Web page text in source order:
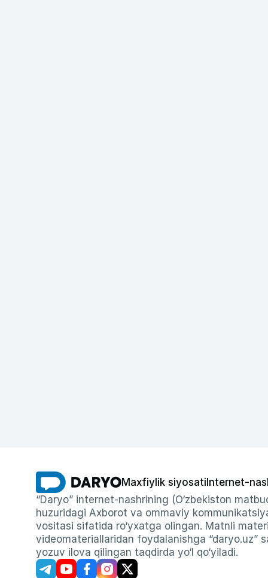
Maxfiylik siyosati Internet-
“Daryo” internet-nashrining (O‘zbekiston
huzuridagi Axborot va ommaviy
vositasi sifatida ro‘yxatga olingan. Matnli
videomateriallaridan foydalanishga “daryo.uz”
yozuv ilova qilingan taqdirda yo‘l qo‘yiladi.